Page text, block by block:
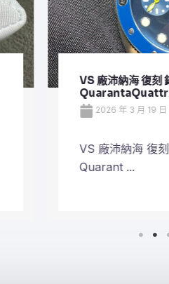
VS 廠沛納海 復
2026 年 3 月 19 日
VS 廠沛納海 復
Quarant ...